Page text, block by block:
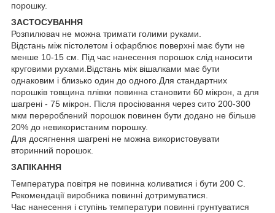
порошку.
ЗАСТОСУВАННЯ
Розпилювач не можна тримати голими руками.
Відстань між пістолетом і офарблює поверхні має бути не
менше 10-15 см. Під час нанесення порошок слід наносити
круговими рухами.Відстань між вішалками має бути
однаковим і близько один до одного.Для стандартних
порошків товщина плівки повинна становити 60 мікрон, а для
шагрені - 75 мікрон. Після просіювання через сито 200-300
мкм перероблений порошок повинен бути додано не більше
20% до невикористаним порошку.
Для досягнення шагрені не можна використовувати
вторинний порошок.
ЗАПІКАННЯ
Температура повітря не повинна коливатися і бути 200 С.
Рекомендації виробника повинні дотримуватися.
Час нанесення і ступінь температури повинні грунтуватися